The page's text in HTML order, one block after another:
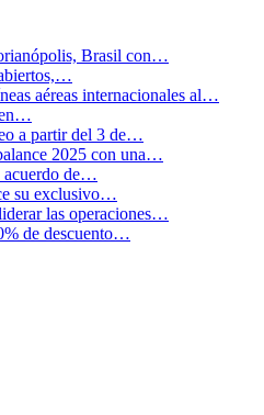
Brasil con…
aéreas internacionales al…
en…
a partir del 3 de…
2025 con una…
acuerdo de…
su exclusivo…
las operaciones…
de descuento…